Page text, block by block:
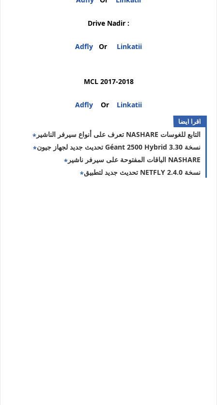
Drive Nadir :
Adfly Or Linkatii
MCL 2017-2018
Adfly Or Linkatii
اقرا ايضا
تعرف على أنواع سيرفر الناشير NASHARE التابع للغوسات
تحديث جديد لجهاز جيون Géant 2500 Hybrid نسخة 3.30
الباقات المفتوحة على سيرفر ناشير NASHARE
تحديث جديد لتطبيق NETFLY نسخة 2.4.0